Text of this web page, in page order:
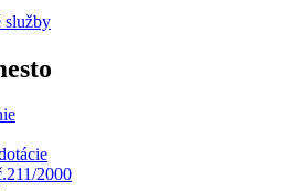
služby
2000